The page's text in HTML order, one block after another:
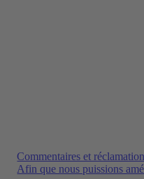
Commentaires et
Afin que nous puissions